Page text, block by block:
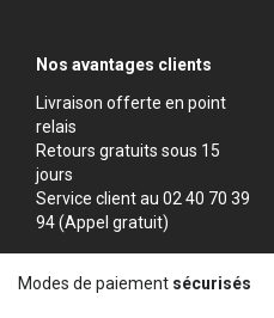
Nos avantages clients
Livraison offerte en point
relais
Retours gratuits sous 15
jours
Service client au 02 40 70 39
94 (Appel gratuit)
Modes de paiement sécurisés